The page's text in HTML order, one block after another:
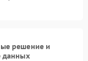
решение и
данных